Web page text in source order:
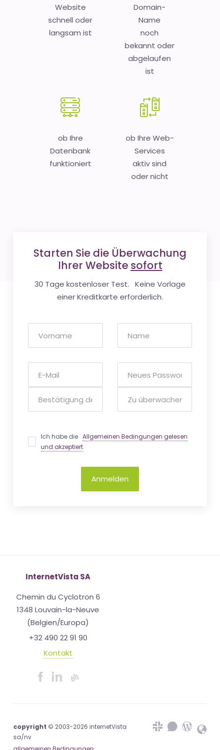
Website
schnell oder
langsam ist
Domain-
Name
noch
bekannt oder
abgelaufen
ist
ob Ihre
Datenbank
funktioniert
ob Ihre Web-
Services
aktiv sind
oder nicht
Starten Sie die Überwachung
Ihrer Website sofort
30 Tage kostenloser Test. Keine Vorlage
einer Kreditkarte erforderlich.
Ich habe dieAllgemeinen Bedingungen gelesen
und akzeptiert
Anmelden
InternetVista SA
Chemin du Cyclotron 6
1348 Louvain-la-Neuve
(Belgien/Europa)
+32 490 22 91 90
Kontakt
copyright © 2003-2026 internetVista
sa/nv